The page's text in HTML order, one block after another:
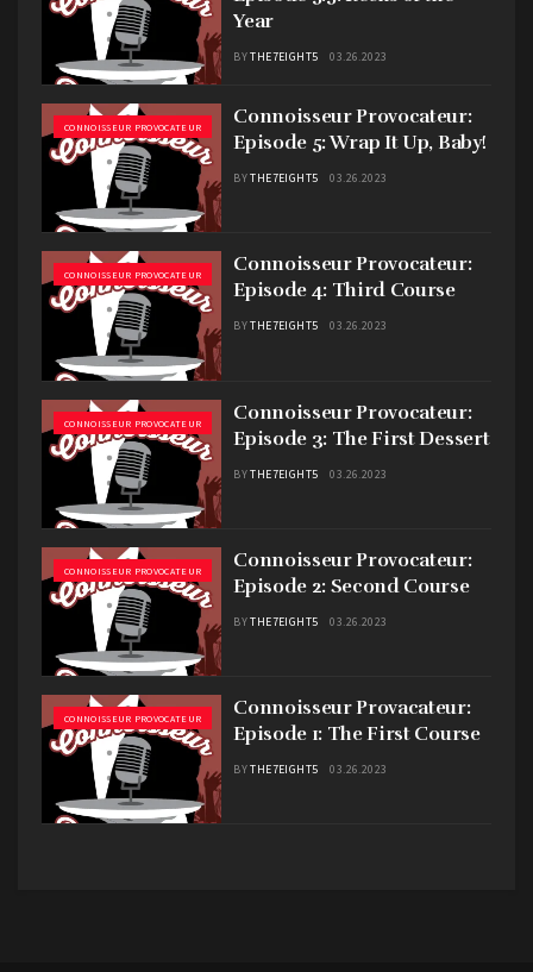
Year
BYTHE7EIGHT5 03.26.2023
CONNOISSEUR PROVOCATEUR
Connoisseur Provocateur:
Episode 5: Wrap It Up, Baby!
BYTHE7EIGHT5 03.26.2023
CONNOISSEUR PROVOCATEUR
Connoisseur Provocateur:
Episode 4: Third Course
BYTHE7EIGHT5 03.26.2023
CONNOISSEUR PROVOCATEUR
Connoisseur Provocateur:
Episode 3: The First Dessert
BYTHE7EIGHT5 03.26.2023
CONNOISSEUR PROVOCATEUR
Connoisseur Provocateur:
Episode 2: Second Course
BYTHE7EIGHT5 03.26.2023
CONNOISSEUR PROVOCATEUR
Connoisseur Provacateur:
Episode 1: The First Course
BYTHE7EIGHT5 03.26.2023